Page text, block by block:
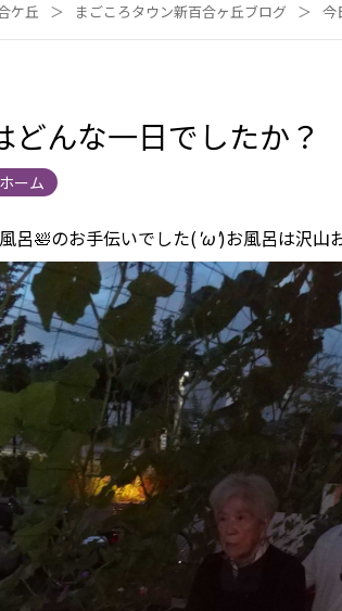
ケ丘 ＞ まごころタウン新百合ヶ丘ブログ ＞ 今
どんな一日でしたか
ーム
呂🛀のお手伝いでした('ω')お風呂は沢山